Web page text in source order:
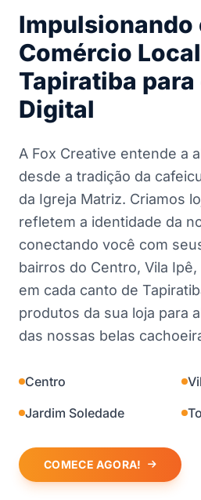
Impulsionando
Comércio
Tapiratiba para
Digital
A Fox Creative entende a
desde a tradição da
da Igreja Matriz. Criamos
refletem a identidade da
conectando você com
bairros do Centro, Vila
em cada canto de
produtos da sua loja para
das nossas belas
Centro
Jardim Soledade
COMECE AGORA!